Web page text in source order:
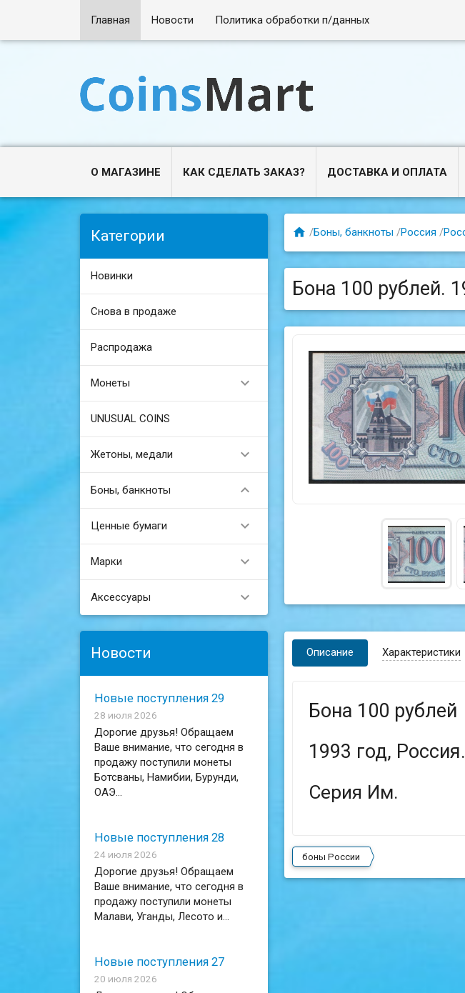
Главная Новости Политика обработки п/данных
О МАГАЗИНЕ КАК СДЕЛАТЬ ЗАКАЗ? ДОСТАВКА И ОПЛАТА
Категории
Новинки
Снова в продаже
Распродажа
Монеты 
UNUSUAL COINS
Жетоны, медали 
Боны, банкноты 
Ценные бумаги 
Марки 
Аксессуары 
Новости
Новые поступления 29
28 июля 2026
Дорогие друзья! Обращаем
Ваше внимание, что сегодня в
продажу поступили монеты
Ботсваны, Намибии, Бурунди,
ОАЭ...
Новые поступления 28
24 июля 2026
Дорогие друзья! Обращаем
Ваше внимание, что сегодня в
продажу поступили монеты
Малави, Уганды, Лесото и...
Новые поступления 27
20 июля 2026
 /Боны, банкноты /Россия /
Бона 100 рублей.
Описание Характеристики
Бона 100 рублей
1993 год, Россия.
Серия Им.
боны России